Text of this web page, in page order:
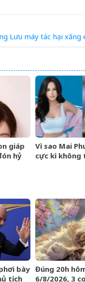
Lưu máy tác hại xăng
giáp
hỷ
Vì sao Mai
cực kì không
bày
tịch
Đúng 20h
6/8/2026, 3